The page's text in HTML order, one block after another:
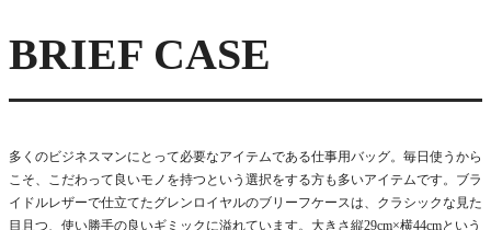
BRIEF CASE
多くのビジネスマンにとって必要なアイテムである仕事用バッグ。毎日使うから
こそ、こだわって良いモノを持つという選択をする方も多いアイテムです。ブラ
イドルレザーで仕立てたグレンロイヤルのブリーフケースは、クラシックな見た
目且つ、使い勝手の良いギミックに溢れています。大きさ縦29cm×横44cmという